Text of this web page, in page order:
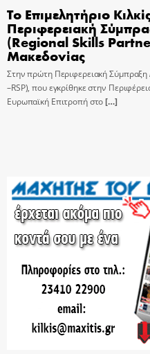
Το Επιμελητήριο
Περιφερειακή
(Regional Skills
Μακεδονίας
Στην πρώτη Περιφερειακή
–RSP), που εγκρίθηκε στην
Ευρωπαϊκή Επιτροπή στο[…]